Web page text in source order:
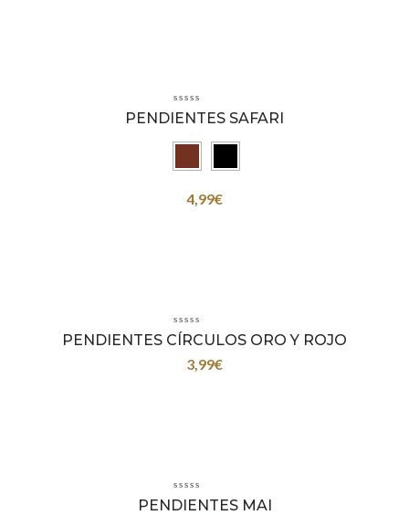
PENDIENTES SAFARI
4,99€
PENDIENTES CÍRCULOS ORO Y ROJO
3,99€
PENDIENTES MAI